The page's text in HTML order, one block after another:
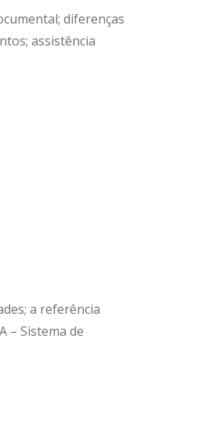
diferenças
assistência
a referência
– Sistema de